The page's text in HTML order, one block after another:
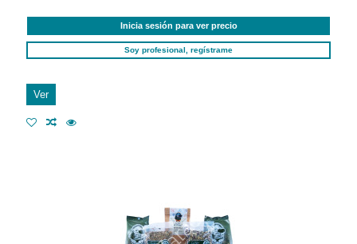
Inicia sesión para ver precio
Soy profesional, regístrame
Ver